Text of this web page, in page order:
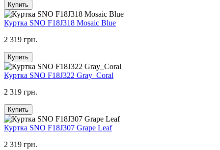
Купить
Куртка SNO F18J318 Mosaic Blue
2 319 грн.
Купить
Куртка SNO F18J322 Gray_Coral
2 319 грн.
Купить
Куртка SNO F18J307 Grape Leaf
2 319 грн.